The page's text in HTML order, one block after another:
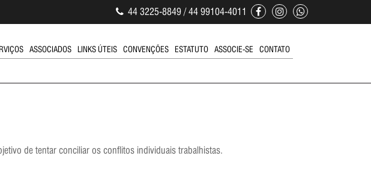
44 3225-8849 / 44 99104-4011
ASSOCIADOS LINKS ÚTEIS CONVENÇÕES ESTATUTO ASSOCIE-SE CONTATO
de tentar conciliar os conflitos individuais trabalhistas.